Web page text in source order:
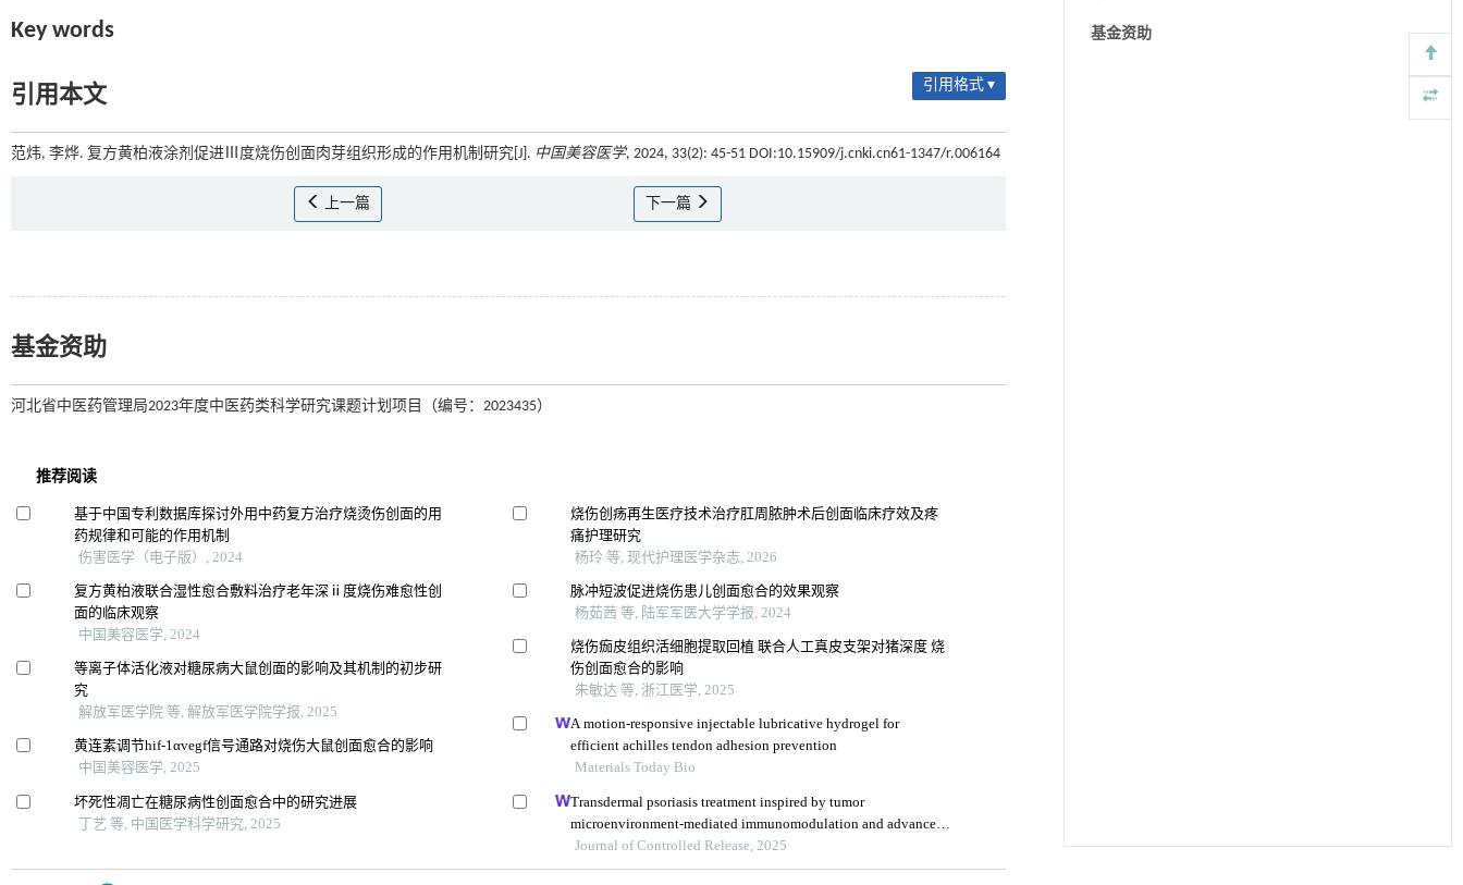
Key words
引用本文 引用格式 ▾
范炜, 李烨. 复方黄柏液涂剂促进Ⅲ度烧伤创面肉芽组织形成的作用机制研究[J]. 中国美容医学, 2024, 33(2): 45-51 DOI:10.15909/j.cnki.cn61-1347/r.006164
上一篇 下一篇
基金资助
河北省中医药管理局2023年度中医药类科学研究课题计划项目（编号：2023435）
基金资助